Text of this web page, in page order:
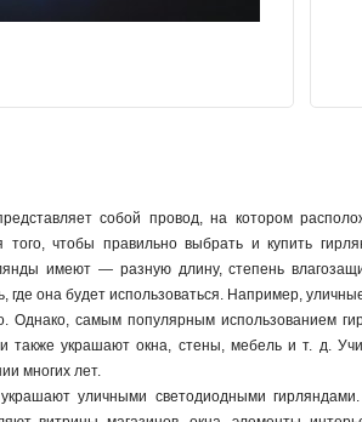
собой провод, на котором
чтобы правильно выбрать и купить
имеют — разную длину, степень
где она будет использоваться. Например,
Однако, самым популярным использованием
также украшают окна, стены, мебель и т. д.
многих лет.
уличными светодиодными